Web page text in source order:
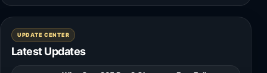
UPDATE CENTER
Latest Updates